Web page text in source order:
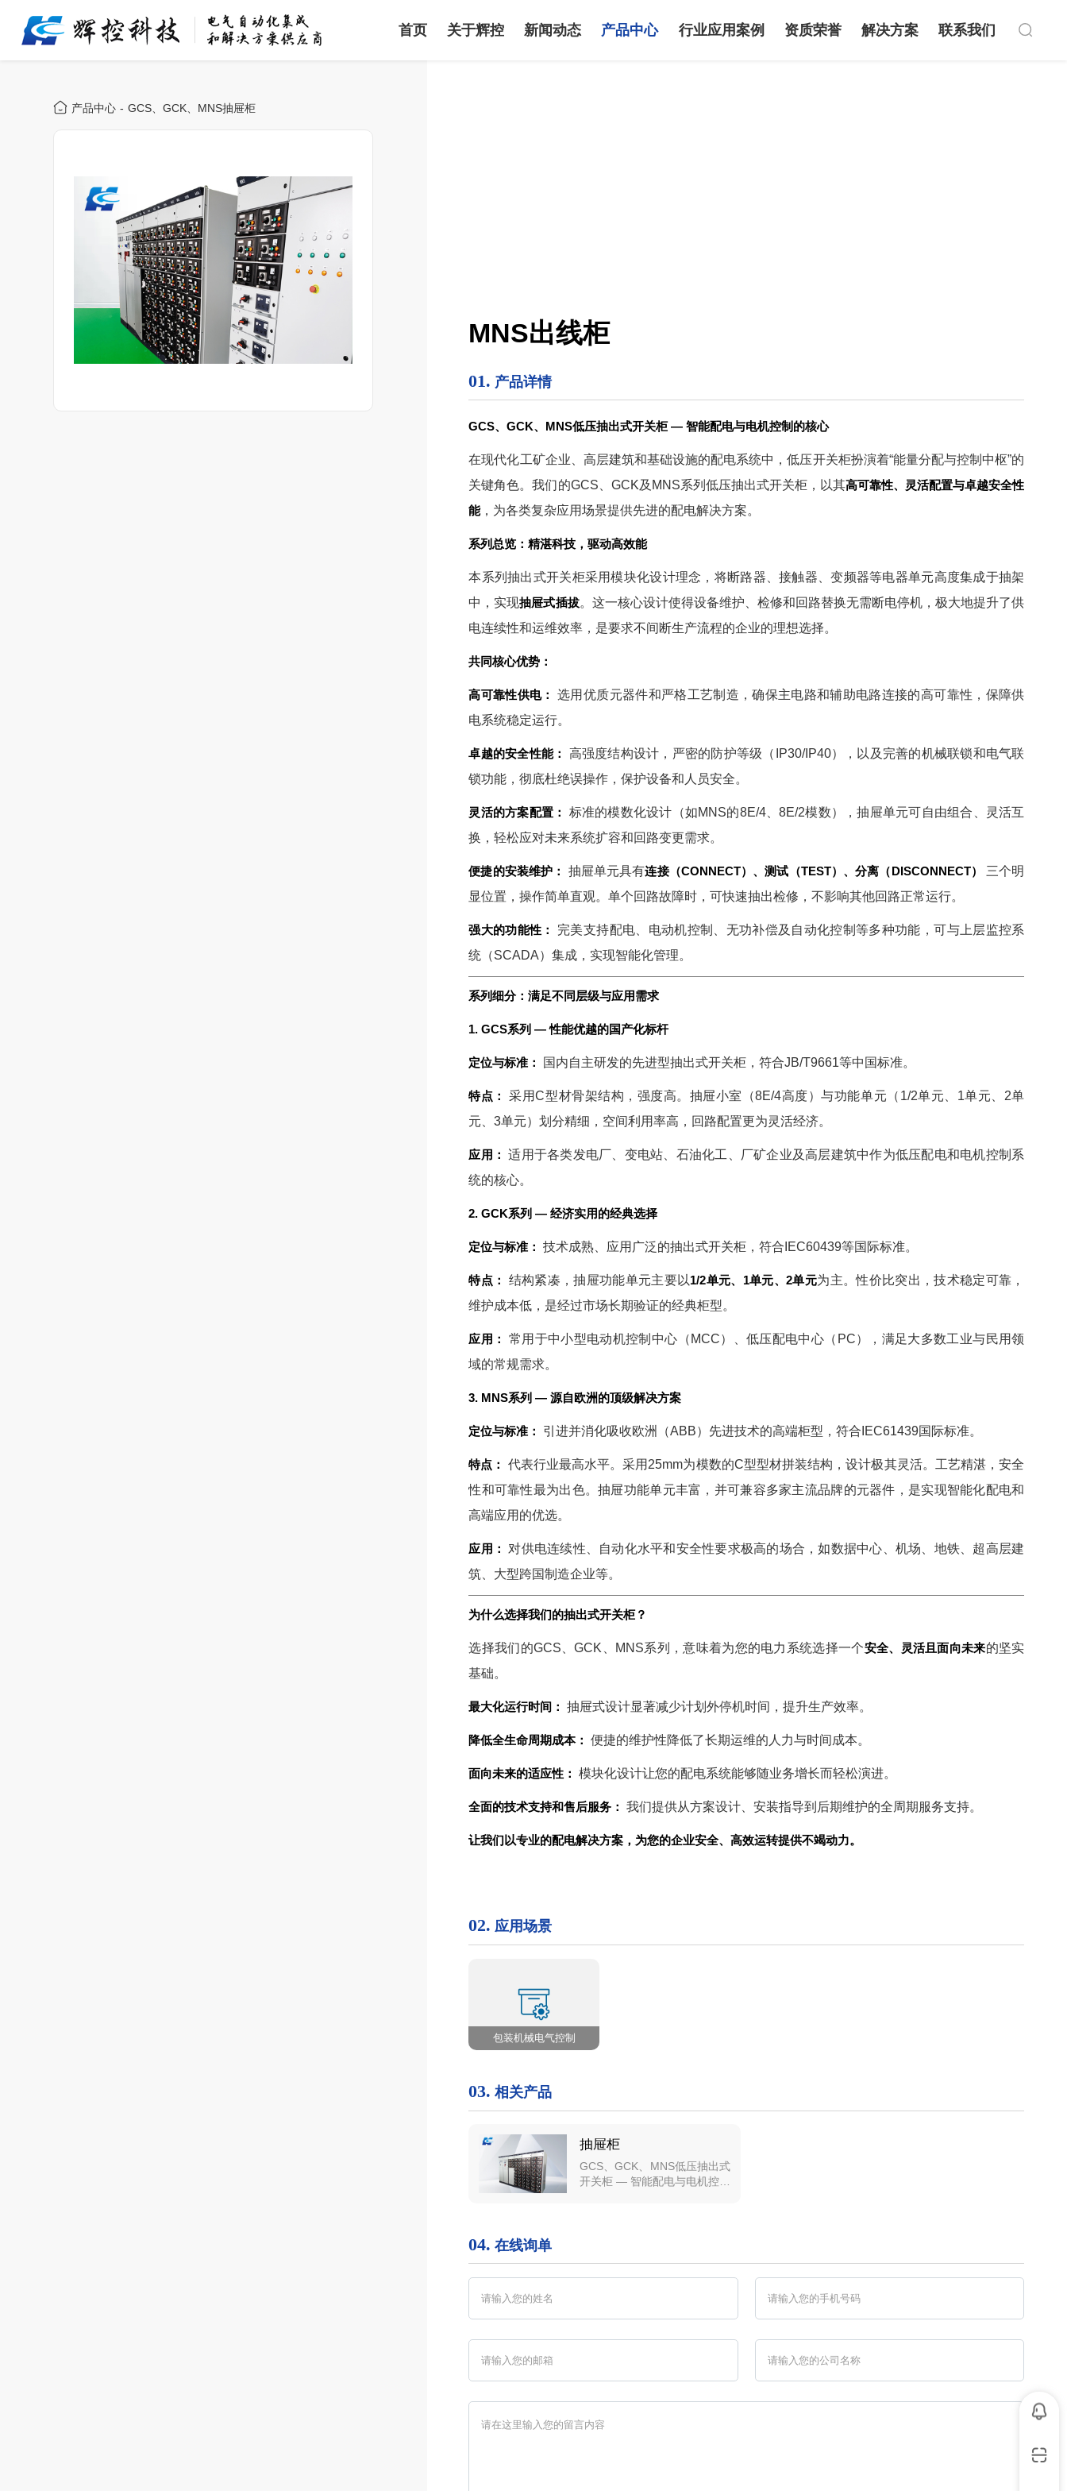
首页 关于辉控 新闻动态 产品中心 行业应用案例 资质荣誉 解决方案 联系我们
产品中心 - GCS、GCK、MNS抽屉柜
MNS出线柜
01. 产品详情
GCS、GCK、MNS低压抽出式开关柜 — 智能配电与电机控制的核心
在现代化工矿企业、高层建筑和基础设施的配电系统中，低压开关柜扮演着“能量分配与控制中枢”的
关键角色。我们的GCS、GCK及MNS系列低压抽出式开关柜，以其高可靠性、灵活配置与卓越安全性
能，为各类复杂应用场景提供先进的配电解决方案。
系列总览：精湛科技，驱动高效能
本系列抽出式开关柜采用模块化设计理念，将断路器、接触器、变频器等电器单元高度集成于抽架
中，实现抽屉式插拔。这一核心设计使得设备维护、检修和回路替换无需断电停机，极大地提升了供
电连续性和运维效率，是要求不间断生产流程的企业的理想选择。
共同核心优势：
高可靠性供电：
选用优质元器件和严格工艺制造，确保主电路和辅助电路连接的高可靠性，保障供
电系统稳定运行。
卓越的安全性能：
高强度结构设计，严密的防护等级（IP30/IP40），以及完善的机械联锁和电气联
锁功能，彻底杜绝误操作，保护设备和人员安全。
灵活的方案配置：
标准的模数化设计（如MNS的8E/4、8E/2模数），抽屉单元可自由组合、灵活互
换，轻松应对未来系统扩容和回路变更需求。
便捷的安装维护： 抽屉单元具有连接（CONNECT）、测试（TEST）、分离（DISCONNECT）
三个明
显位置，操作简单直观。单个回路故障时，可快速抽出检修，不影响其他回路正常运行。
强大的功能性：
完美支持配电、电动机控制、无功补偿及自动化控制等多种功能，可与上层监控系
统（SCADA）集成，实现智能化管理。
系列细分：满足不同层级与应用需求
1. GCS系列 — 性能优越的国产化标杆
定位与标准： 国内自主研发的先进型抽出式开关柜，符合JB/T9661等中国标准。
特点：
采用C型材骨架结构，强度高。抽屉小室（8E/4高度）与功能单元（1/2单元、1单元、2单
元、3单元）划分精细，空间利用率高，回路配置更为灵活经济。
应用： 适用于各类发电厂、变电站、石油化工、厂矿企业及高层建筑中作为低压配电和电机控制系
统的核心。
2. GCK系列 — 经济实用的经典选择
定位与标准： 技术成熟、应用广泛的抽出式开关柜，符合IEC60439等国际标准。
特点： 结构紧凑，抽屉功能单元主要以1/2单元、1单元、2单元为主。性价比突出，技术稳定可靠，
维护成本低，是经过市场长期验证的经典柜型。
应用：
常用于中小型电动机控制中心（MCC）、低压配电中心（PC），满足大多数工业与民用领
域的常规需求。
3. MNS系列 — 源自欧洲的顶级解决方案
定位与标准： 引进并消化吸收欧洲（ABB）先进技术的高端柜型，符合IEC61439国际标准。
特点：
代表行业最高水平。采用25mm为模数的C型型材拼装结构，设计极其灵活。工艺精湛，安全
性和可靠性最为出色。抽屉功能单元丰富，并可兼容多家主流品牌的元器件，是实现智能化配电和
高端应用的优选。
应用：
对供电连续性、自动化水平和安全性要求极高的场合，如数据中心、机场、地铁、超高层建
筑、大型跨国制造企业等。
为什么选择我们的抽出式开关柜？
选择我们的GCS、GCK、MNS系列，意味着为您的电力系统选择一个安全、灵活且面向未来的坚实
基础。
最大化运行时间： 抽屉式设计显著减少计划外停机时间，提升生产效率。
降低全生命周期成本： 便捷的维护性降低了长期运维的人力与时间成本。
面向未来的适应性： 模块化设计让您的配电系统能够随业务增长而轻松演进。
全面的技术支持和售后服务： 我们提供从方案设计、安装指导到后期维护的全周期服务支持。
让我们以专业的配电解决方案，为您的企业安全、高效运转提供不竭动力。
02. 应用场景
包装机械电气控制
03. 相关产品
抽屉柜
GCS、GCK、MNS低压抽出式
开关柜 — 智能配电与电机控制
先进的配电解决方案。系列总
04. 在线询单